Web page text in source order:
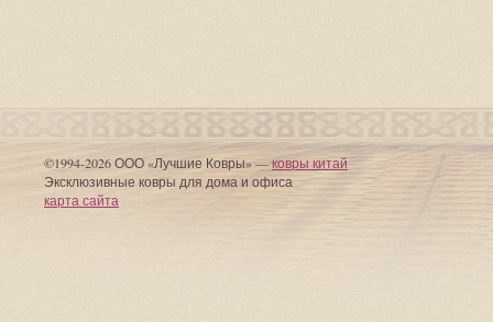
©1994-2026 ООО «Лучшие Ковры» —ковры китай
Эксклюзивные ковры для дома и офиса
карта сайта